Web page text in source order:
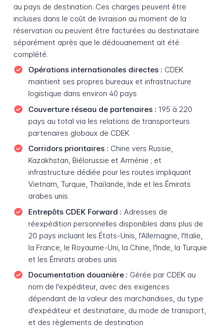
au pays de destination. Ces charges peuvent être
incluses dans le coût de livraison au moment de la
réservation ou peuvent être facturées au destinataire
séparément après que le dédouanement ait été
complété.
Opérations internationales directes : CDEK
maintient ses propres bureaux et infrastructure
logistique dans environ 40 pays
Couverture réseau de partenaires : 195 à 220
pays au total via les relations de transporteurs
partenaires globaux de CDEK
Corridors prioritaires : Chine vers Russie,
Kazakhstan, Biélorussie et Arménie ; et
infrastructure dédiée pour les routes impliquant
Vietnam, Turquie, Thaïlande, Inde et les Émirats
arabes unis
Entrepôts CDEK Forward : Adresses de
réexpédition personnelles disponibles dans plus de
20 pays incluant les États-Unis, l'Allemagne, l'Italie,
la France, le Royaume-Uni, la Chine, l'Inde, la Turquie
et les Émirats arabes unis
Documentation douanière : Gérée par CDEK au
nom de l'expéditeur, avec des exigences
dépendant de la valeur des marchandises, du type
d'expéditeur et destinataire, du mode de transport,
et des règlements de destination